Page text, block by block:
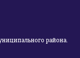
района.